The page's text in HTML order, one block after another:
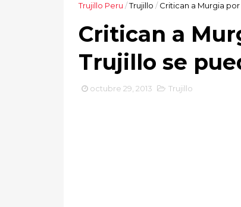
Trujillo Peru /Trujillo / Critican a Murgia
Critican a
Trujillo se
octubre 29, 2013 Trujillo